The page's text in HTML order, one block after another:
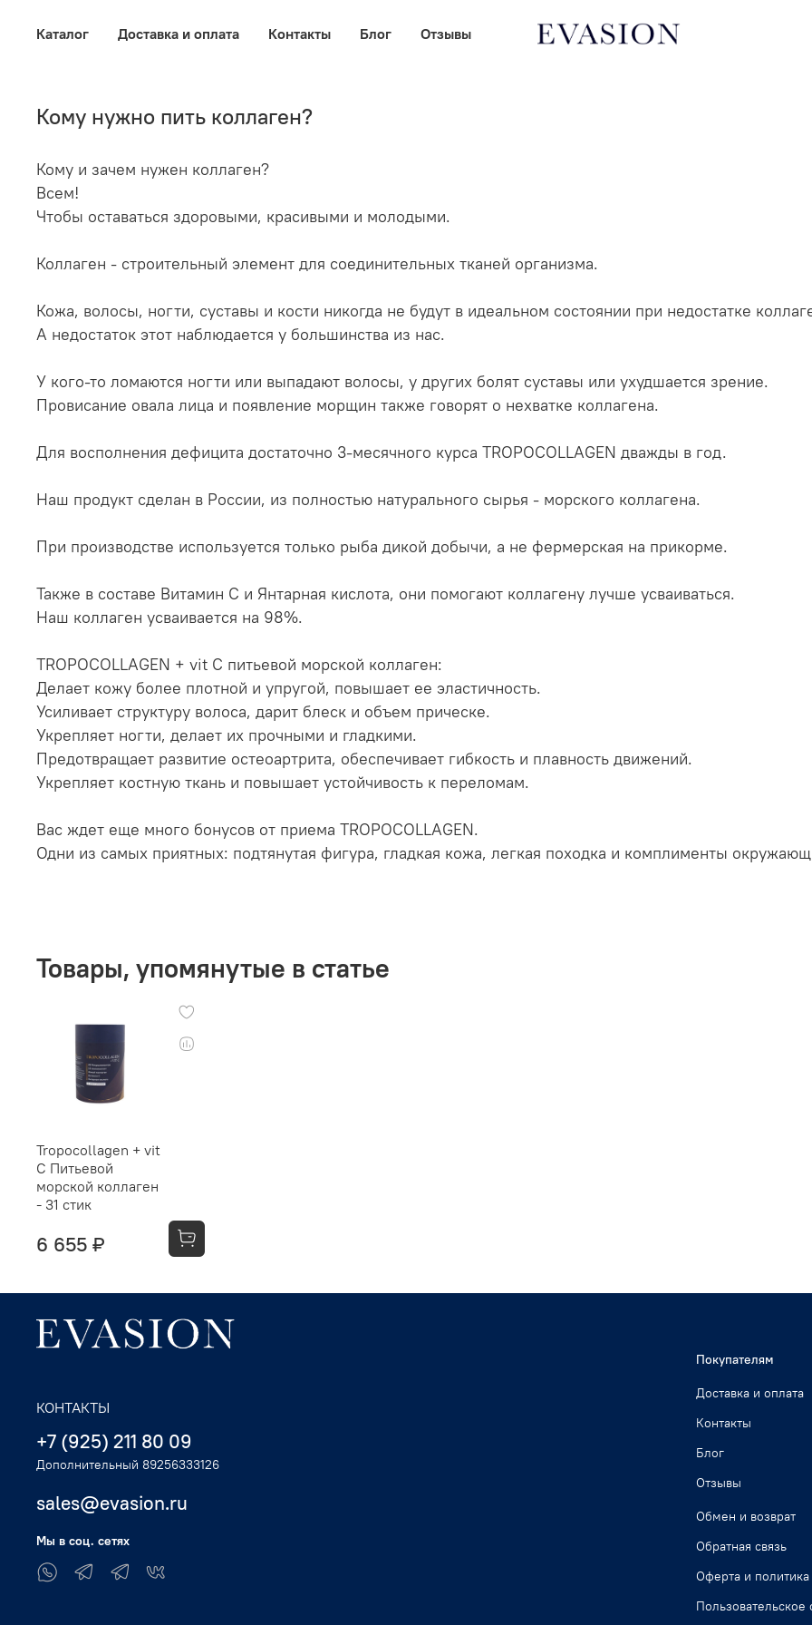
Каталог Доставка и оплата Контакты Блог Отзывы
Кому нужно пить коллаген?
Кому и зачем нужен коллаген?
Всем!
Чтобы оставаться здоровыми, красивыми и молодыми.
Коллаген - строительный элемент для соединительных тканей организма.
Кожа, волосы, ногти, суставы и кости никогда не будут в идеальном состоянии при недостатке
А недостаток этот наблюдается у большинства из нас.
У кого-то ломаются ногти или выпадают волосы, у других болят суставы или ухудшается зрение.
Провисание овала лица и появление морщин также говорят о нехватке коллагена.
Для восполнения дефицита достаточно 3-месячного курса TROPOCOLLAGEN дважды в год.
Наш продукт сделан в России, из полностью натурального сырья - морского коллагена.
При производстве используется только рыба дикой добычи, а не фермерская на прикорме.
Также в составе Витамин С и Янтарная кислота, они помогают коллагену лучше усваиваться.
Наш коллаген усваивается на 98%.
TROPOCOLLAGEN + vit C питьевой морской коллаген:
Делает кожу более плотной и упругой, повышает ее эластичность.
Усиливает структуру волоса, дарит блеск и объем прическе.
Укрепляет ногти, делает их прочными и гладкими.
Предотвращает развитие остеоартрита, обеспечивает гибкость и плавность движений.
Укрепляет костную ткань и повышает устойчивость к переломам.
Вас ждет еще много бонусов от приема TROPOCOLLAGEN.
Одни из самых приятных: подтянутая фигура, гладкая кожа, легкая походка и комплименты
Товары, упомянутые в статье
Tropocollagen + vit
C Питьевой
морской коллаген
- 31 стик
6 655 ₽
Покупателям
Доставка и оплата
Контакты
Блог
Отзывы
Обмен и возврат
Обратная связь
Оферта и
Пользовательское
КОНТАКТЫ
+7 (925) 211 80 09
Дополнительный 89256333126
sales@evasion.ru
Мы в соц. сетях